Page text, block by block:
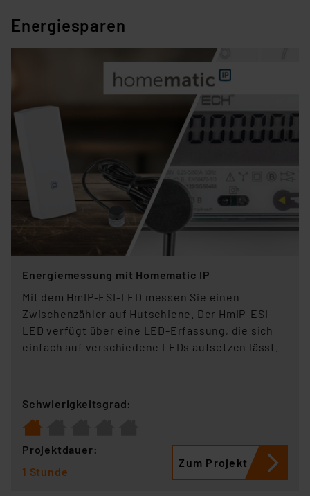
und zu der jeweiligen Datenübermittlung erhalten Sie in
Angemessenheitsbeschluss der EU. Dies bedeutet,
dass die USA als Land mit unzureichendem
Datenschutz nach EU-Standards eingestuft wird. So
besteht etwa das Risiko, dass US-Behörden
personenbezogene Daten in
Überwachungsprogrammen verarbeiten, ohne dass
hiergegen Klagemöglichkeiten für Europäer bestehen.
Unsere Kooperation mit diesen Dienstleistern stützt
sich auf die Standarddatenschutzklauseln der
Europäischen Kommission sowie einer eigenen
Beurteilung der mit der Datenübermittlung,
insbesondere der Art der übermittelten Daten,
verbundenen Risiken.“
Impressum Datenschutzerklärung
Energiesparen
Energiemessung mit Homematic IP
Mit dem HmIP-ESI-LED messen Sie einen
Zwischenzähler auf Hutschiene. Der HmIP-ESI-
LED verfügt über eine LED-Erfassung, die sich
einfach auf verschiedene LEDs aufsetzen lässt.
Schwierigkeitsgrad:
Projektdauer:
1 Stunde
Zum Projekt